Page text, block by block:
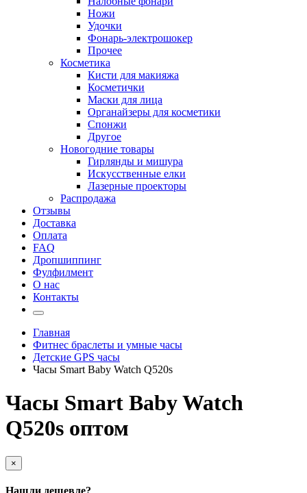
Ножи
Удочки
Фонарь-электрошокер
Прочее
Косметика
Кисти для макияжа
Косметички
Маски для лица
Органайзеры для косметики
Спонжи
Другое
Новогодние товары
Гирлянды и мишура
Искусственные елки
Лазерные проекторы
Распродажа
Отзывы
Доставка
Оплата
FAQ
Дропшиппинг
Фулфилмент
О нас
Контакты
Главная
Фитнес браслеты и умные часы
Детские GPS часы
Часы Smart Baby Watch Q520s
Часы Smart Baby Watch
Q520s оптом
×